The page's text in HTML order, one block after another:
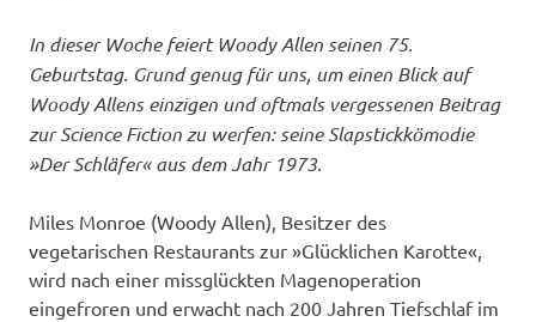
In dieser Woche feiert Woody Allen seinen 75.
Geburtstag. Grund genug für uns, um einen Blick auf
Woody Allens einzigen und oftmals vergessenen Beitrag
zur Science Fiction zu werfen: seine Slapstickkömodie
»Der Schläfer« aus dem Jahr 1973.
Miles Monroe (Woody Allen), Besitzer des
vegetarischen Restaurants zur »Glücklichen Karotte«,
wird nach einer missglückten Magenoperation
eingefroren und erwacht nach 200 Jahren Tiefschlaf im